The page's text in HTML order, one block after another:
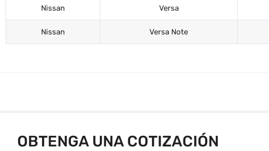
Nissan Versa
Nissan Versa Note
OBTENGA UNA COTIZACIÓN